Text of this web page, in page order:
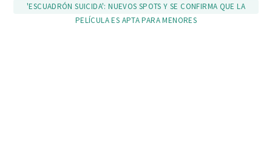
'ESCUADRÓN SUICIDA': NUEVOS SPOTS Y SE CONFIRMA QUE LA
PELÍCULA ES APTA PARA MENORES